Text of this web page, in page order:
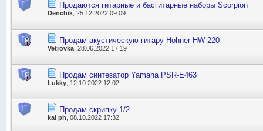
Продаются гитарные и басгитарные наборы Scorpion
Denchik , 25.12.2022 09:09
Продам акустическую гитару Hohner HW-220
Vetrovka , 28.06.2022 17:19
Продам синтезатор Yamaha PSR-E463
Lukky , 12.10.2022 12:02
Продам скрипку 1/2
kai ph, 08.10.2022 17:32